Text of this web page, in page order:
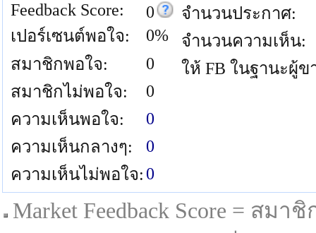
Feedback Score:
0
เปอร์เซนต์พอใจ:
0%
สมาชิกพอใจ:
0
สมาชิกไม่พอใจ:
0
ความเห็นพอใจ:
0
ความเห็นกลางๆ:
0
ความเห็นไม่พอใจ: 0
จำนวนประกาศ:
จำนวนความเห็น:
ให้ FB ในฐานะผู้ข
Market Feedback Score = สม